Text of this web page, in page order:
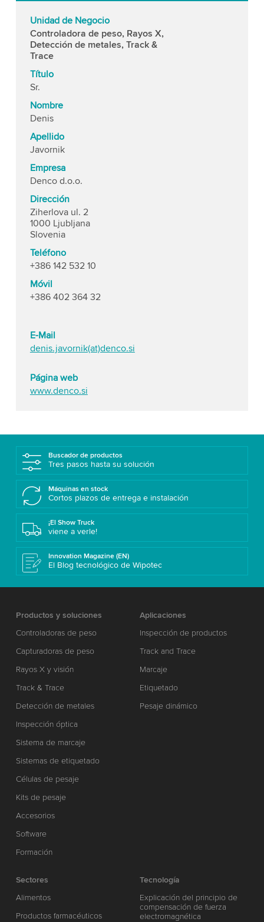
Unidad de Negocio
Controladora de peso, Rayos X,
Detección de metales, Track &
Trace
Título
Sr.
Nombre
Denis
Apellido
Javornik
Empresa
Denco d.o.o.
Dirección
Ziherlova ul. 2
1000 Ljubljana
Slovenia
Teléfono
+386 142 532 10
Móvil
+386 402 364 32
E-Mail
denis.javornik(at)denco.si
Página web
www.denco.si
Buscador de productos
Tres pasos hasta su solución
Máquinas en stock
Cortos plazos de entrega e instalación
¡El Show Truck
viene a verle!
Innovation Magazine (EN)
El Blog tecnológico de Wipotec
Productos y soluciones
Controladoras de peso
Capturadoras de peso
Rayos X y visión
Track & Trace
Detección de metales
Inspección óptica
Sistema de marcaje
Sistemas de etiquetado
Células de pesaje
Kits de pesaje
Accesorios
Software
Formación
Aplicaciones
Inspección de productos
Track and Trace
Marcaje
Etiquetado
Pesaje dinámico
Sectores
Alimentos
Productos farmacéuticos
Tecnología
Explicación del principio de
compensación de fuerza
electromagnética